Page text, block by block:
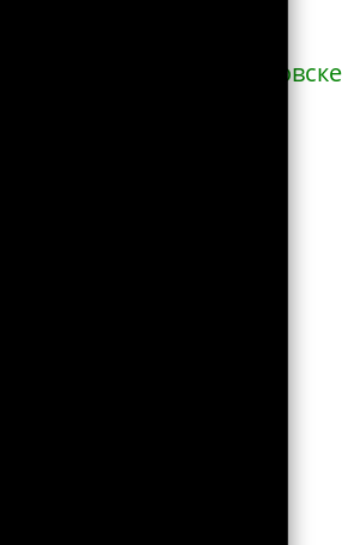
такси в Иванкове
такси в Ивано-Франковске
такси в Измаиле
такси в Изюме
такси в Изяславе
такси в Ильинцах
такси в Ирпене
такси в Казатине
такси в Калиновке
такси в Калуше
такси в Каменце-